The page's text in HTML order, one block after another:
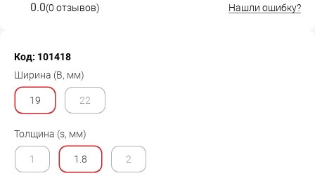
0.0(0 отзывов) Нашли ошибку?
Код: 101418
Ширина (B, мм)
19 22
Толщина (s, мм)
1 1.8 2